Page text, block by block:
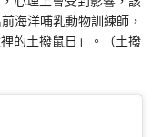
海洋哺乳動物訓練師，
的土撥鼠日」。（土撥